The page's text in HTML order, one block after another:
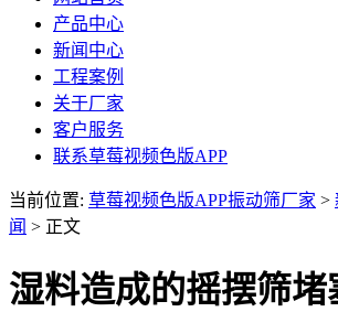
产品中心
新闻中心
工程案例
关于厂家
客户服务
联系草莓视频色版APP
当前位置: 草莓视频色版APP振动筛厂家 >
闻 > 正文
湿料造成的摇摆筛堵